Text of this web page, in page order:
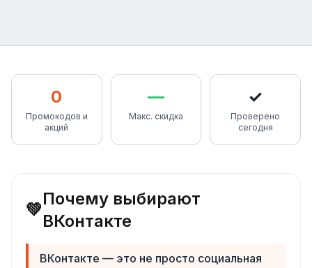
0
Промокодов и
акций
—
Макс. скидка
✓
Проверено
сегодня
💚
Почему выбирают
ВКонтакте
ВКонтакте — это не просто социальная